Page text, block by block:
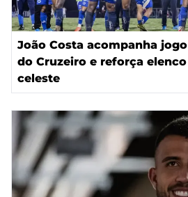
João Costa acompanha jogo
do Cruzeiro e reforça elenco
celeste